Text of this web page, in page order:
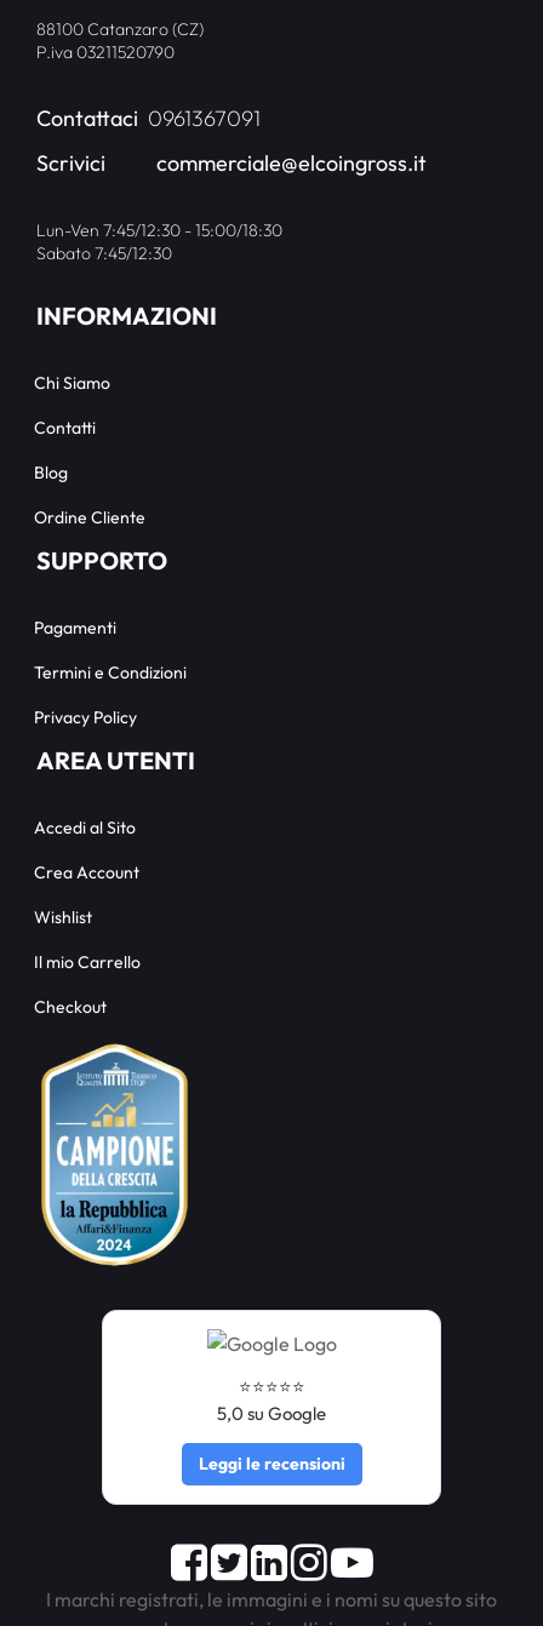
88100 Catanzaro (CZ)
P.iva 03211520790
Contattaci 0961367091
Scrivici
commerciale@elcoingross.it
Lun-Ven 7:45/12:30 - 15:00/18:30
Sabato 7:45/12:30
INFORMAZIONI
Chi Siamo
Contatti
Blog
Ordine Cliente
SUPPORTO
Pagamenti
Termini e Condizioni
Privacy Policy
AREA UTENTI
Accedi al Sito
Crea Account
Wishlist
Il mio Carrello
Checkout
⭐️⭐️⭐️⭐️⭐️
5,0 su Google
Leggi le recensioni
Facebook
TwitterLinkedInInstagram
Youtube
I marchi registrati, le immagini e i nomi su questo sito